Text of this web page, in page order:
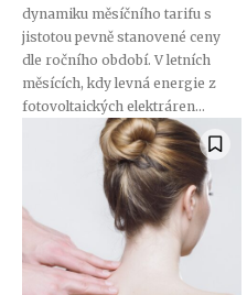
dynamiku měsíčního tarifu s
jistotou pevně stanovené ceny
dle ročního období. V letních
měsících, kdy levná energie z
fotovoltaických elektráren...